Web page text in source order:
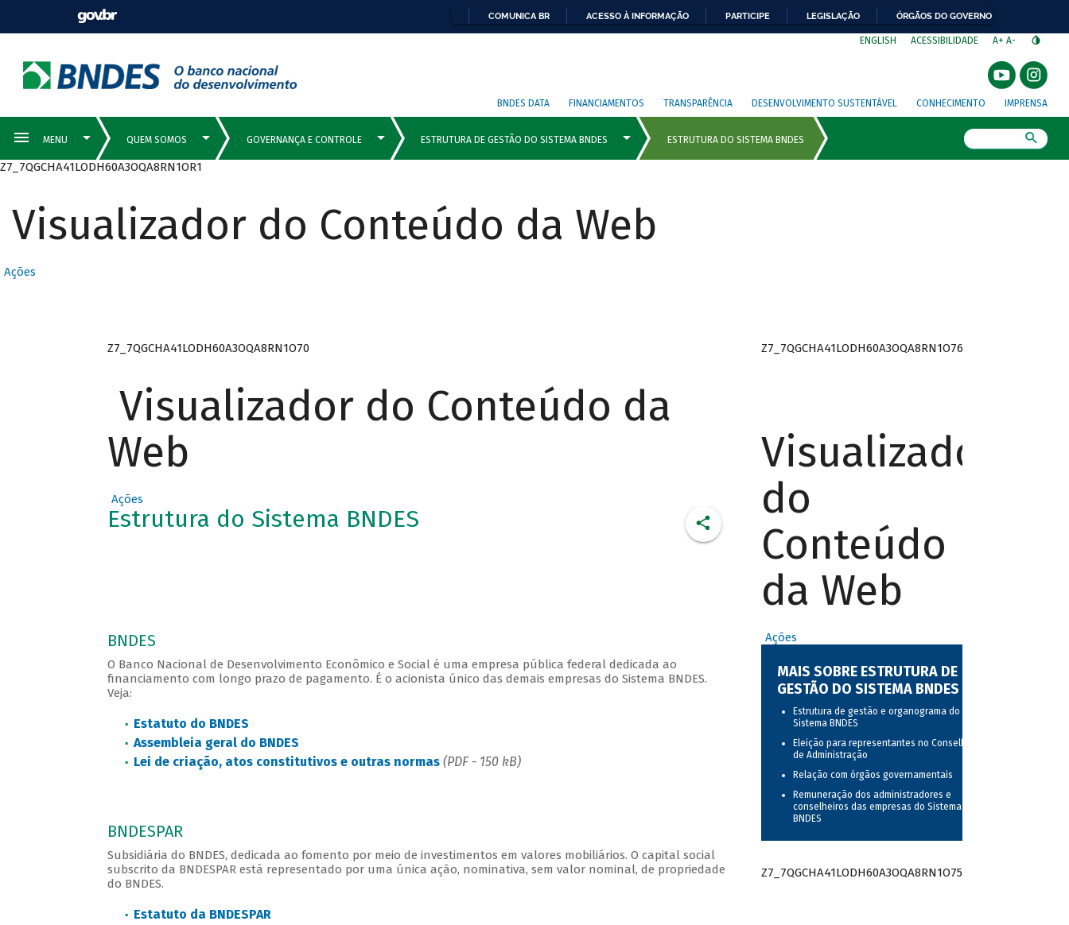
COMUNICA BR ACESSO À INFORMAÇÃO PARTICIPE LEGISLAÇÃO ÓRGÃOS DO GOVERNO
ENGLISH ACESSIBILIDADE A+ A-
BNDES DATA FINANCIAMENTOS TRANSPARÊNCIA DESENVOLVIMENTO SUSTENTÁVEL CONHECIMENTO IMPRENSA
Z7_7QGCHA41LODH60A3OQA8RN1OR1
Visualizador do Conteúdo da Web
Ações
Z7_7QGCHA41LODH60A3OQA8RN1O70
Visualizador do Conteúdo da
Web
Ações
Estrutura do Sistema BNDES
BNDES
O Banco Nacional de Desenvolvimento Econômico e Social é uma empresa pública federal dedicada ao
financiamento com longo prazo de pagamento. É o acionista único das demais empresas do Sistema BNDES.
Veja:
Estatuto do BNDES
Assembleia geral do BNDES
Lei de criação, atos constitutivos e outras normas (PDF - 150 kB)
BNDESPAR
Subsidiária do BNDES, dedicada ao fomento por meio de investimentos em valores mobiliários. O capital social
subscrito da BNDESPAR está representado por uma única ação, nominativa, sem valor nominal, de propriedade
do BNDES.
Estatuto da BNDESPAR
Z7_7QGCHA41LODH60A3OQA8RN1O76
Visualizador
do
Conteúdo
da Web
Ações
MAIS SOBRE ESTRUTURA DE
GESTÃO DO SISTEMA BNDES
Estrutura de gestão e organograma do
Sistema BNDES
Eleição para representantes no Conselho
de Administração
Relação com órgãos governamentais
Remuneração dos administradores e
conselheiros das empresas do Sistema
BNDES
Z7_7QGCHA41LODH60A3OQA8RN1O75